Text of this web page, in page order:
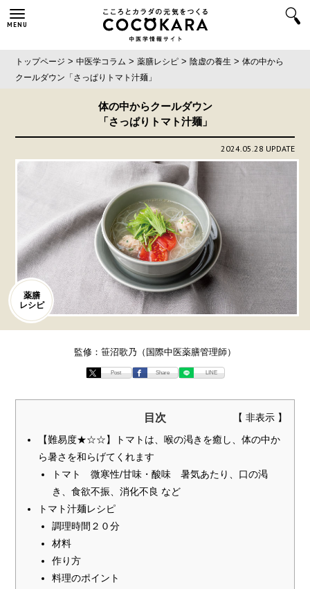
MENU
トップページ >中医学コラム >薬膳レシピ >陰虚の養生 >体の中から
クールダウン 「さっぱりトマト汁麺」
薬膳
レシピ
体の中からクールダウン
「さっぱりトマト汁麺」
2024.05.28 UPDATE
監修：笹沼歌乃（国際中医薬膳管理師）
Post Share LINE
目次
【難易度★☆☆】トマトは、喉の渇きを癒し、体の中か
ら暑さを和らげてくれます
トマト 微寒性/甘味・酸味 暑気あたり、口の渇
き、食欲不振、消化不良 など
トマト汁麺レシピ
調理時間２０分
材料
作り方
料理のポイント